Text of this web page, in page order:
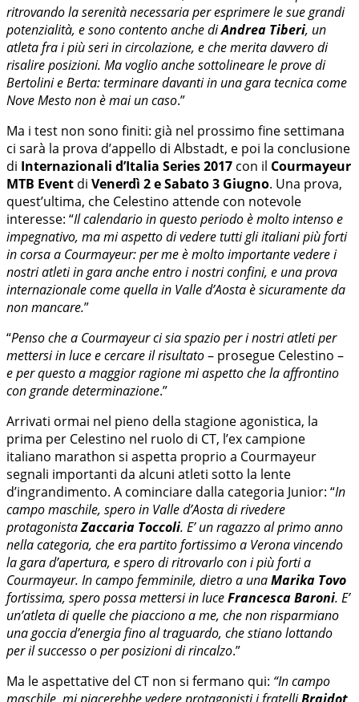
ritrovando la serenità necessaria per esprimere le sue grandi
potenzialità, e sono contento anche diAndrea Tiberi, un
atleta fra i più seri in circolazione, e che merita davvero di
risalire posizioni. Ma voglio anche sottolineare le prove di
Bertolini e Berta: terminare davanti in una gara tecnica come
Nove Mesto non è mai un caso.”
Ma i test non sono finiti: già nel prossimo fine settimana
ci sarà la prova d’appello di Albstadt, e poi la conclusione
di Internazionali d’Italia Series 2017 con il Courmayeur
MTB Event di Venerdì 2 e Sabato 3 Giugno. Una prova,
quest’ultima, che Celestino attende con notevole
interesse: “Il calendario in questo periodo è molto intenso e
impegnativo, ma mi aspetto di vedere tutti gli italiani più forti
in corsa a Courmayeur: per me è molto importante vedere i
nostri atleti in gara anche entro i nostri confini, e una prova
internazionale come quella in Valle d’Aosta è sicuramente da
non mancare.”
“Penso che a Courmayeur ci sia spazio per i nostri atleti per
mettersi in luce e cercare il risultato– prosegue Celestino –
e per questo a maggior ragione mi aspetto che la affrontino
con grande determinazione.”
Arrivati ormai nel pieno della stagione agonistica, la
prima per Celestino nel ruolo di CT, l’ex campione
italiano marathon si aspetta proprio a Courmayeur
segnali importanti da alcuni atleti sotto la lente
d’ingrandimento. A cominciare dalla categoria Junior: “In
campo maschile, spero in Valle d’Aosta di rivedere
protagonistaZaccaria Toccoli. E’ un ragazzo al primo anno
nella categoria, che era partito fortissimo a Verona vincendo
la gara d’apertura, e spero di ritrovarlo con i più forti a
Courmayeur. In campo femminile, dietro a unaMarika Tovo
fortissima, spero possa mettersi in luceFrancesca Baroni. E’
un’atleta di quelle che piacciono a me, che non risparmiano
una goccia d’energia fino al traguardo, che stiano lottando
per il successo o per posizioni di rincalzo.”
Ma le aspettative del CT non si fermano qui: “In campo